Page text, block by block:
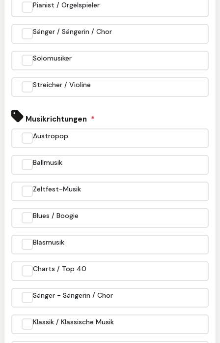
Pianist / Orgelspieler
Sänger / Sängerin / Chor
Solomusiker
Streicher / Violine
Musikrichtungen *
Austropop
Ballmusik
Zeltfest-Musik
Blues / Boogie
Blasmusik
Charts / Top 40
Sänger - Sängerin / Chor
Klassik / Klassische Musik